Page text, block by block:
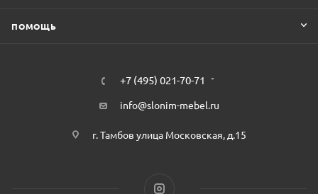
ПОМОЩЬ
+7 (495) 021-70-71
info@slonim-mebel.ru
г. Тамбов улица Московская, д.15